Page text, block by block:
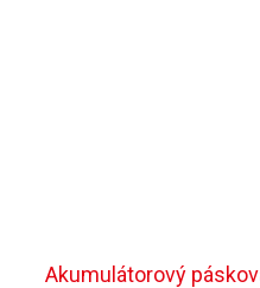
Akumulátorový